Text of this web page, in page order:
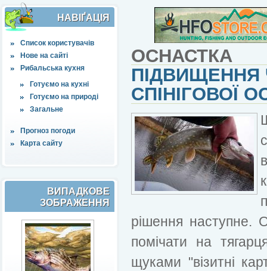
НАВІҐАЦІЯ
Список користувачів
Нове на сайті
Рибальська кухня
Готуємо на кухні
Готуємо на природі
Загальне
Прогноз погоди
Карта сайту
ВИПАДКОВЕ
ЗОБРАЖЕННЯ
ОСНАСТКА
ПІДВИЩЕННЯ
СПІНІГОВОЇ
рішення наступне.
помічати на
щуками "візитні